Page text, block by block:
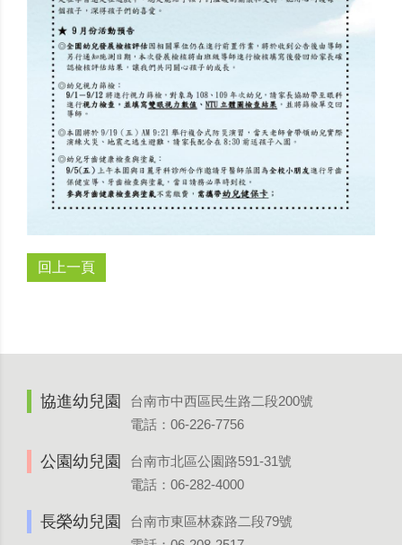
回上一頁
協進幼兒園
台南市中西區民生路二段200號
電話：06-226-7756
公園幼兒園
台南市北區公園路591-31號
電話：06-282-4000
長榮幼兒園
台南市東區林森路二段79號